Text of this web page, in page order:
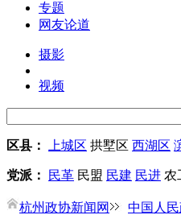
专题
网友论道
摄影
视频
区县： 上城区 拱墅区 西湖区
党派： 民革 民盟 民建 民进 农
杭州政协新闻网 中国人